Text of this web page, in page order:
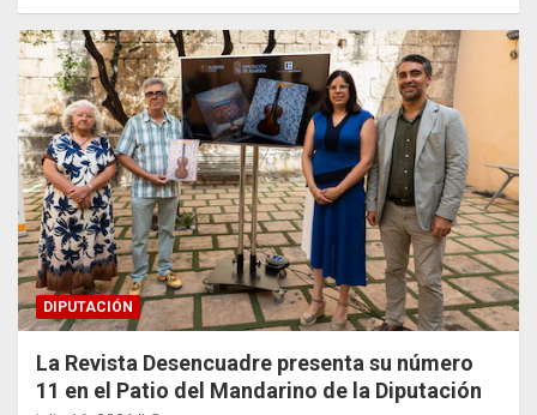
DIPUTACIÓN
La Revista Desencuadre presenta su número
11 en el Patio del Mandarino de la Diputación